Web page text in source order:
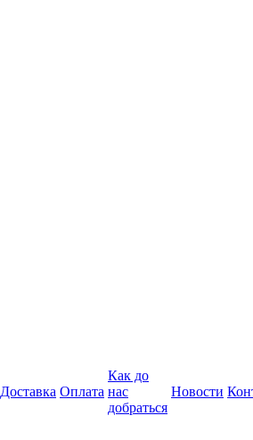
Доставка Оплата
Как до
нас
добраться
Новости